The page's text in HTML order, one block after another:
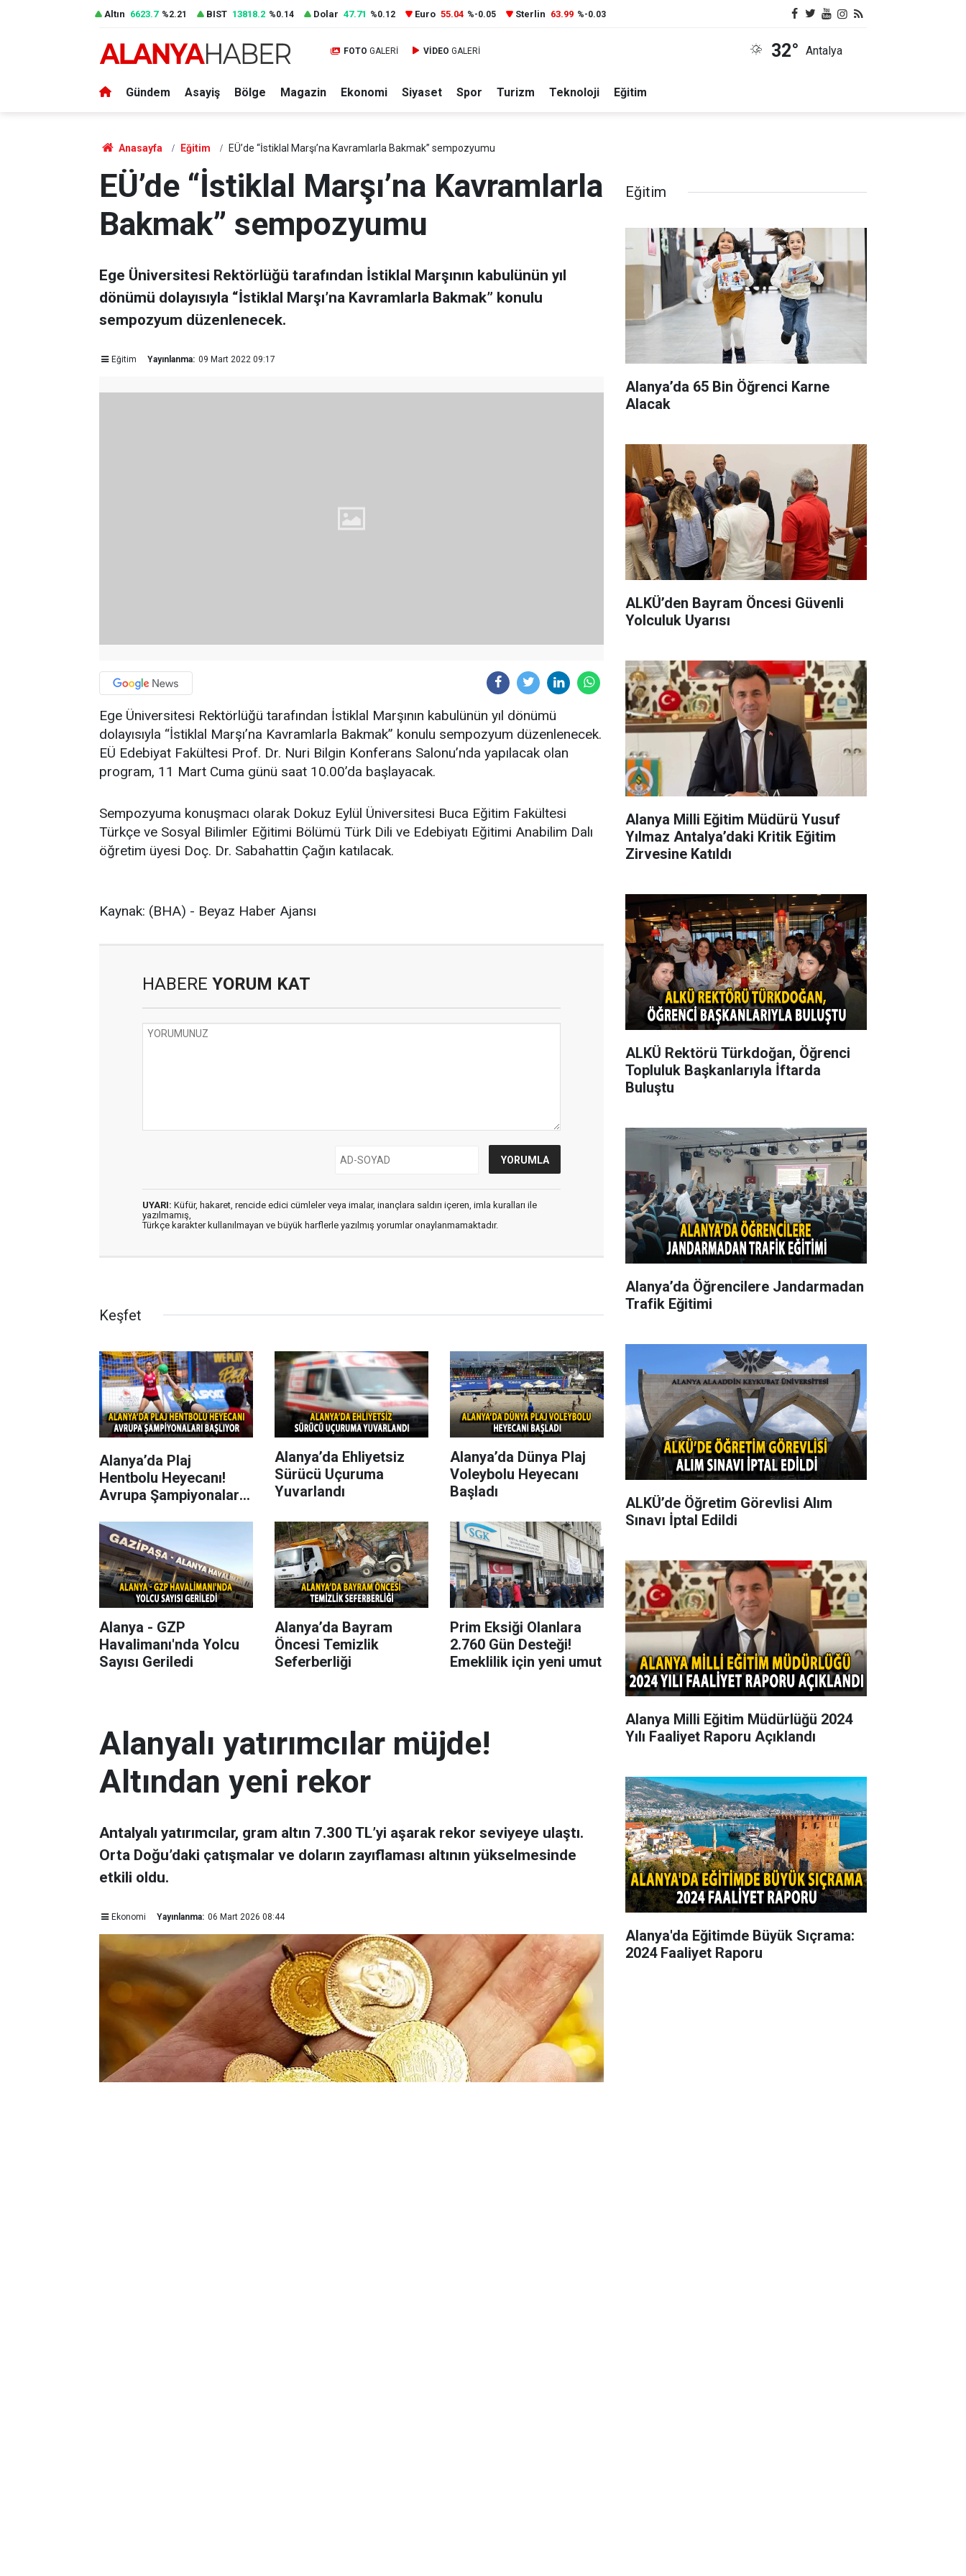
Altın 6623.7 %2.21 BIST 13818.2 %0.14 Dolar 47.71 %0.12 Euro 55.04 %-0.05 Sterlin 63.99 %-0.03
FOTO GALERİ VİDEO GALERİ 32° Antalya
Gündem Asayiş Bölge Magazin Ekonomi Siyaset Spor Turizm Teknoloji Eğitim
Anasayfa Eğitim EÜ’de “İstiklal Marşı’na Kavramlarla Bakmak” sempozyumu
EÜ’de “İstiklal Marşı’na Kavramlarla
Bakmak” sempozyumu
Ege Üniversitesi Rektörlüğü tarafından İstiklal Marşının kabulünün yıl
dönümü dolayısıyla “İstiklal Marşı’na Kavramlarla Bakmak” konulu
sempozyum düzenlenecek.
Eğitim Yayınlanma: 09 Mart 2022 09:17
Ege Üniversitesi Rektörlüğü tarafından İstiklal Marşının kabulünün yıl dönümü
dolayısıyla “İstiklal Marşı’na Kavramlarla Bakmak” konulu sempozyum düzenlenecek.
EÜ Edebiyat Fakültesi Prof. Dr. Nuri Bilgin Konferans Salonu’nda yapılacak olan
program, 11 Mart Cuma günü saat 10.00’da başlayacak.
Sempozyuma konuşmacı olarak Dokuz Eylül Üniversitesi Buca Eğitim Fakültesi
Türkçe ve Sosyal Bilimler Eğitimi Bölümü Türk Dili ve Edebiyatı Eğitimi Anabilim Dalı
öğretim üyesi Doç. Dr. Sabahattin Çağın katılacak.
Kaynak: (BHA) - Beyaz Haber Ajansı
HABERE YORUM KAT
UYARI: Küfür, hakaret, rencide edici cümleler veya imalar, inançlara saldırı içeren, imla kuralları ile
yazılmamış,
Türkçe karakter kullanılmayan ve büyük harflerle yazılmış yorumlar onaylanmamaktadır.
Keşfet
Alanya’da Plaj
Hentbolu Heyecanı!
Avrupa Şampiyonaları
Alanya’da Ehliyetsiz
Sürücü Uçuruma
Yuvarlandı
Alanya’da Dünya Plaj
Voleybolu Heyecanı
Başladı
Alanya - GZP
Havalimanı'nda Yolcu
Sayısı Geriledi
Alanya’da Bayram
Öncesi Temizlik
Seferberliği
Prim Eksiği Olanlara
2.760 Gün Desteği!
Emeklilik için yeni umut
Alanyalı yatırımcılar müjde!
Altından yeni rekor
Antalyalı yatırımcılar, gram altın 7.300 TL’yi aşarak rekor seviyeye ulaştı.
Orta Doğu’daki çatışmalar ve doların zayıflaması altının yükselmesinde
etkili oldu.
Ekonomi Yayınlanma: 06 Mart 2026 08:44
Eğitim
Alanya’da 65 Bin Öğrenci Karne
Alacak
ALKÜ’den Bayram Öncesi Güvenli
Yolculuk Uyarısı
Alanya Milli Eğitim Müdürü Yusuf
Yılmaz Antalya’daki Kritik Eğitim
Zirvesine Katıldı
ALKÜ Rektörü Türkdoğan, Öğrenci
Topluluk Başkanlarıyla İftarda
Buluştu
Alanya’da Öğrencilere Jandarmadan
Trafik Eğitimi
ALKÜ’de Öğretim Görevlisi Alım
Sınavı İptal Edildi
Alanya Milli Eğitim Müdürlüğü 2024
Yılı Faaliyet Raporu Açıklandı
Alanya'da Eğitimde Büyük Sıçrama:
2024 Faaliyet Raporu